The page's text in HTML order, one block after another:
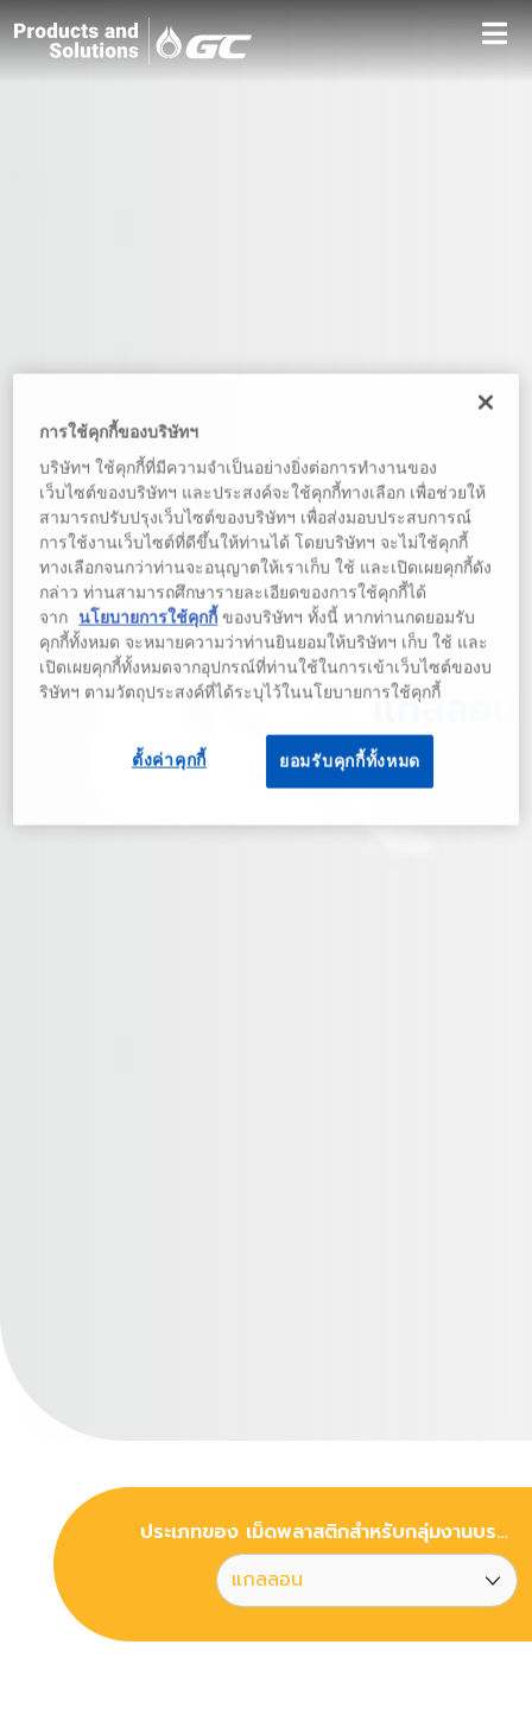
แกลลอน
ประเภทของ เม็ดพลาสติกสำหรับกลุ่มงานบรรจุภัณฑ์พลาสติกขนาดเล็ก จากกระบวนการเป่าขึ้นรูป
การใช้คุกกี้ของบริษัทฯ
บริษัทฯ ใช้คุกกี้ที่มีความจำเป็นอย่างยิ่งต่อการทำงานของ
เว็บไซต์ของบริษัทฯ และประสงค์จะใช้คุกกี้ทางเลือก เพื่อช่วยให้
สามารถปรับปรุงเว็บไซต์ของบริษัทฯ เพื่อส่งมอบประสบการณ์
การใช้งานเว็บไซต์ที่ดีขึ้นให้ท่านได้ โดยบริษัทฯ จะไม่ใช้คุกกี้
ทางเลือกจนกว่าท่านจะอนุญาตให้เราเก็บ ใช้ และเปิดเผยคุกกี้ดัง
กล่าว ท่านสามารถศึกษารายละเอียดของการใช้คุกกี้ได้
จาก นโยบายการใช้คุกกี้ ของบริษัทฯ ทั้งนี้ หากท่านกดยอมรับ
คุกกี้ทั้งหมด จะหมายความว่าท่านยินยอมให้บริษัทฯ เก็บ ใช้ และ
เปิดเผยคุกกี้ทั้งหมดจากอุปกรณ์ที่ท่านใช้ในการเข้าเว็บไซต์ของบ
ริษัทฯ ตามวัตถุประสงค์ที่ได้ระบุไว้ในนโยบายการใช้คุกกี้
ยอมรับคุกกี้ทั้งหมด
ตั้งค่าคุกกี้